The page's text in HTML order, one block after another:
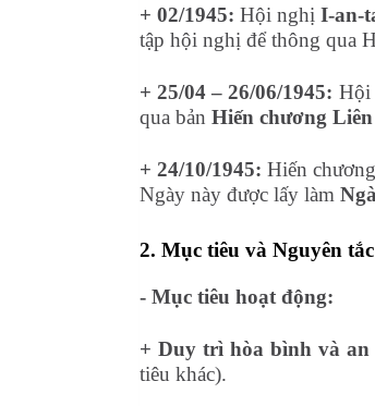
+ 02/1945: Hội nghịI-an-
tập hội nghị để thông qua
+ 25/04 – 26/06/1945: Hội
qua bản Hiến chương
+ 24/10/1945: Hiến
Ngày này được lấy làm
2. Mục tiêu và Nguyên
- Mục tiêu hoạt động:
+ Duy trì hòa bình và an
tiêu khác).